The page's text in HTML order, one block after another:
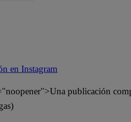
en Instagram
publicación